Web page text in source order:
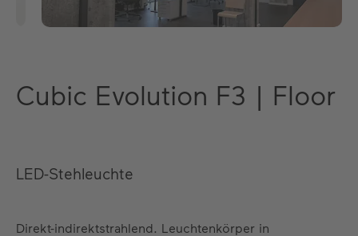
Cubic Evolution F3 | Floor
LED-Stehleuchte
Direkt-indirektstrahlend. Leuchtenkörper in